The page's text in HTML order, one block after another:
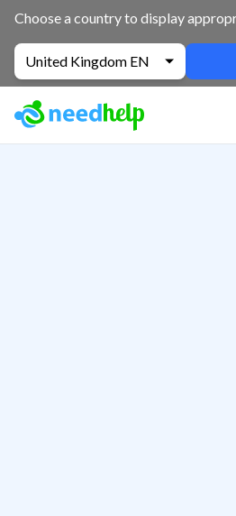
Choose a country to display
United Kingdom EN